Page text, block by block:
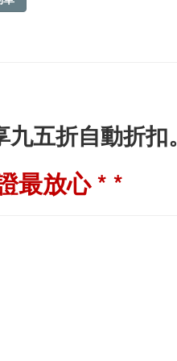
五折自動折扣。
最放心 * *